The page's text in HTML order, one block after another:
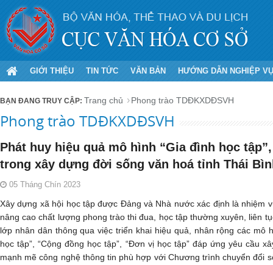
GIỚI THIỆU TIN TỨC VĂN BẢN HƯỚNG DẪN NGHIỆP VỤ
Trang chủ Phong trào TDĐKXDĐSVH
Phong trào TDĐKXDĐSVH
Phát huy hiệu quả mô hình “Gia đình học
trong xây dựng đời sống văn hoá tỉnh Thái
05 Tháng Chín 2023
Xây dựng xã hội học tập được Đảng và Nhà nước xác định là nhiệm
nâng cao chất lượng phong trào thi đua, học tập thường xuyên, liên
lớp nhân dân thông qua việc triển khai hiệu quả, nhân rộng các mô
học tập”, “Cộng đồng học tập”, “Đơn vị học tập” đáp ứng yêu cầu
mạnh mẽ công nghệ thông tin phù hợp với Chương trình chuyển đổi